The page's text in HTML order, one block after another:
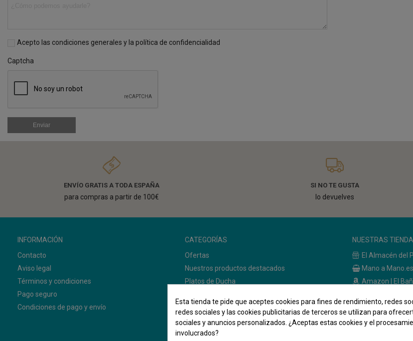
Acepto las condiciones generales y la política de confidencialidad
Captcha
ENVÍO GRATIS A TODA ESPAÑA
para compras a partir de 100€
SI NO TE GUSTA
lo devuelves
INFORMACIÓN
Contacto
Aviso legal
Términos y condiciones
Pago seguro
Condiciones de pago y envío
CATEGORÍAS
Ofertas
Nuestros productos destacados
Platos de Ducha
Muebles de baño
NUESTRAS
El Almacén del
Mano a Mano.es
Amazon | El
Esta tienda te pide que aceptes cookies para fines de rendimiento, redes
redes sociales y las cookies publicitarias de terceros se utilizan para
sociales y anuncios personalizados. ¿Aceptas estas cookies y el
involucrados?